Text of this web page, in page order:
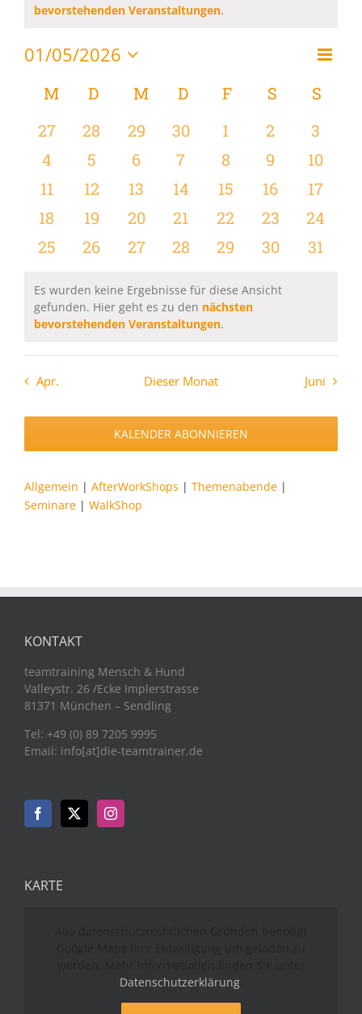
bevorstehenden Veranstaltungen.
Monat
01/05/2026
wählen.
Kalender
von
Veranstaltungen
MMONTAG
D DIENSTAG
MMITTWOCH
D DONNERSTAG
F FREITAG
S SAMSTAG
S
0
Veranstaltungen
27
0
Veranstaltungen
28
0
Veranstaltungen
29
0
Veranstaltungen
30
0
Veranstaltungen
1
0
2
0
3
0
Veranstaltungen
4
0
Veranstaltungen
5
0
Veranstaltungen
6
0
Veranstaltungen
7
0
Veranstaltungen
8
0
9
0
10
0
Veranstaltungen
11
0
Veranstaltungen
12
0
Veranstaltungen
13
0
Veranstaltungen
14
0
Veranstaltungen
15
0
16
0
17
0
Veranstaltungen
18
0
Veranstaltungen
19
0
Veranstaltungen
20
0
Veranstaltungen
21
0
Veranstaltungen
22
0
23
0
24
0
25
0
26
0
27
0
28
0
29
0
30
0
31
Hinweis
Es wurden keine Ergebnisse für diese Ansicht
gefunden. Hier geht es zu den nächsten
bevorstehenden Veranstaltungen.
Apr. Dieser Monat Juni
KALENDER ABONNIEREN
Allgemein | AfterWorkShops | Themenabende |
Seminare | WalkShop
KONTAKT
teamtraining Mensch & Hund
Valleystr. 26 /Ecke Implerstrasse
81371 München – Sendling
Tel: +49 (0) 89 7205 9995
Email: info[at]die-teamtrainer.de
KARTE
Datenschutzerklärung.